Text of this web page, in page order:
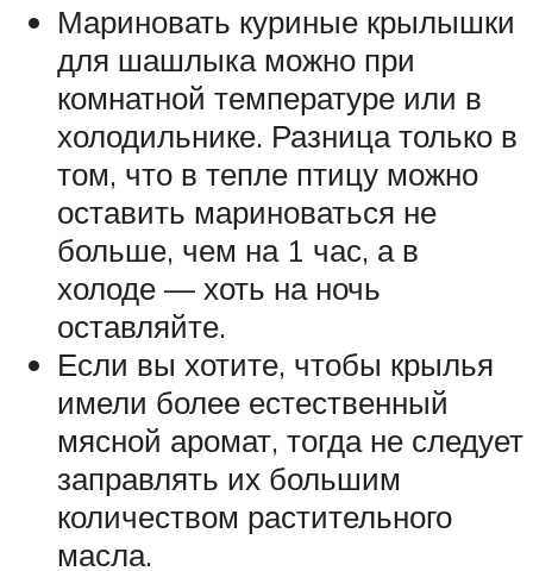
Мариновать куриные крылышки
для шашлыка можно при
комнатной температуре или в
холодильнике. Разница только в
том, что в тепле птицу можно
оставить мариноваться не
больше, чем на 1 час, а в
холоде — хоть на ночь
оставляйте.
Если вы хотите, чтобы крылья
имели более естественный
мясной аромат, тогда не следует
заправлять их большим
количеством растительного
масла.